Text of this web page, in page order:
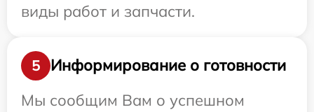
виды работ и запчасти.
5
Информирование о готовности
Мы сообщим Вам о успешном